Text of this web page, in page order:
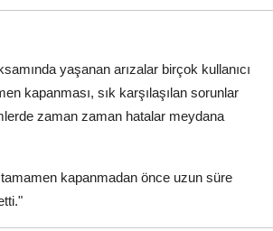
yaşanan arızalar birçok kullanıcı
kapanması, sık karşılaşılan sorunlar
zaman zaman hatalar meydana
kapanmadan önce uzun süre